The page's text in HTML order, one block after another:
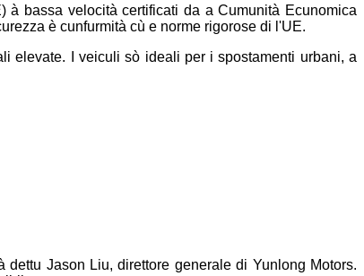
bassa velocità certificati da a Cumunità Ecunomica
è cunfurmità cù e norme rigorose di l'UE.
elevate. I veiculi sò ideali per i spostamenti urbani, a
Jason Liu, direttore generale di Yunlong Motors.